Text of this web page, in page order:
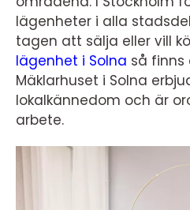
lägenheter i alla
tagen att sälja eller vill
lägenhet i Solna så finns
Mäklarhuset i Solna
lokalkännedom och är
arbete.